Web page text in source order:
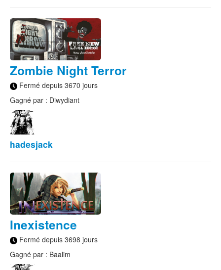
Zombie Night Terror
Fermé depuis 3670 jours
Gagné par : Diwydiant
hadesjack
Inexistence
Fermé depuis 3698 jours
Gagné par : Baalim